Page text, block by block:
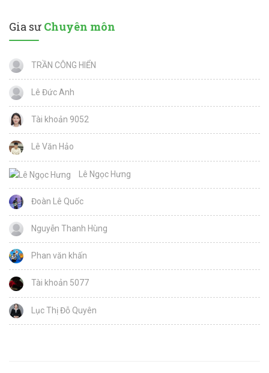
Gia sư Chuyên môn
TRẦN CÔNG HIỂN
Lê Đức Anh
Tài khoản 9052
Lê Văn Hảo
Lê Ngọc Hưng
Đoàn Lê Quốc
Nguyễn Thanh Hùng
Phan văn khấn
Tài khoản 5077
Lục Thị Đỗ Quyên